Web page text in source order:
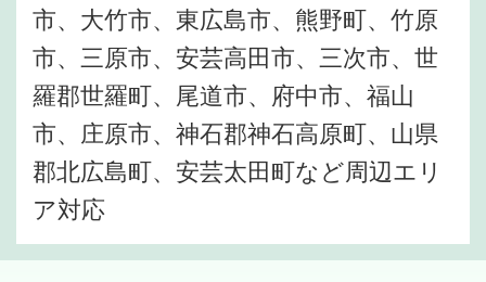
市、大竹市、東広島市、熊野町、竹原
市、三原市、安芸高田市、三次市、世
羅郡世羅町、尾道市、府中市、福山
市、庄原市、神石郡神石高原町、山県
郡北広島町、安芸太田町など周辺エリ
ア対応